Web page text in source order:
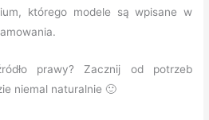
którego modele są wpisane w
prawy? Zacznij od potrzeb
niemal naturalnie 🙂